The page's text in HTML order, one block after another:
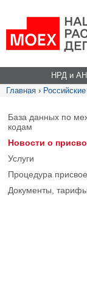
НРД и
Главная ›
База данных по
кодам
Новости о
Услуги
Процедура
Документы, тарифы